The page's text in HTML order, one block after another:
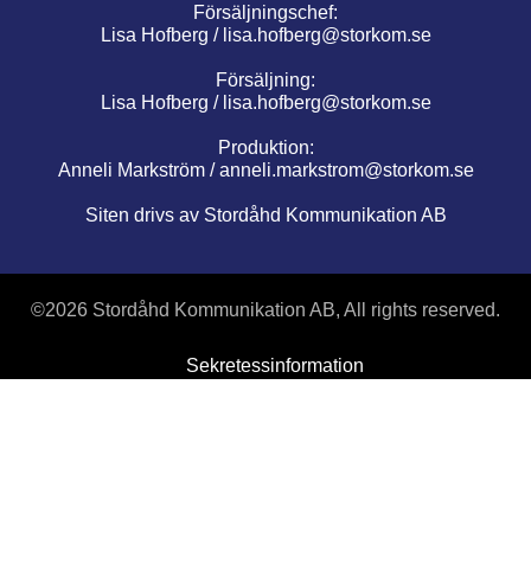
Försäljningschef:
Lisa Hofberg / lisa.hofberg@storkom.se
Försäljning:
Lisa Hofberg / lisa.hofberg@storkom.se
Produktion:
Anneli Markström /anneli.markstrom@storkom.se
Siten drivs av Stordåhd Kommunikation AB
©2026 Stordåhd Kommunikation AB, All rights reserved.
Sekretessinformation